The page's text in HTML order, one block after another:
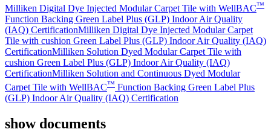
Milliken Digital Dye Injected Modular Carpet Tile with WellBAC™
Function Backing Green Label Plus (GLP) Indoor Air Quality
(IAQ) CertificationMilliken Digital Dye Injected Modular Carpet
Tile with cushion Green Label Plus (GLP) Indoor Air Quality (IAQ)
CertificationMilliken Solution Dyed Modular Carpet Tile with
cushion Green Label Plus (GLP) Indoor Air Quality (IAQ)
CertificationMilliken Solution and Continuous Dyed Modular
Carpet Tile with WellBAC™ Function Backing Green Label Plus
(GLP) Indoor Air Quality (IAQ) Certification
show documents